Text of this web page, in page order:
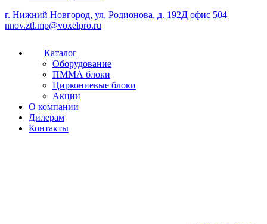
г. Нижний Новгород, ул. Родионова, д. 192Д офис 504
nnov.ztl.mp@voxelpro.ru
Каталог
Оборудование
ПММА блоки
Циркониевые блоки
Акции
О компании
Дилерам
Контакты